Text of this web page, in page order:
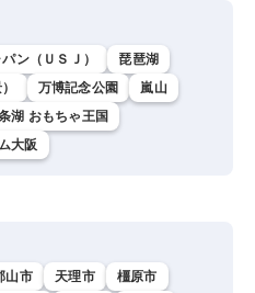
ン（ＵＳＪ）
琵琶湖
万博記念公園
嵐山
湖 おもちゃ王国
大阪
山市 天理市
橿原市